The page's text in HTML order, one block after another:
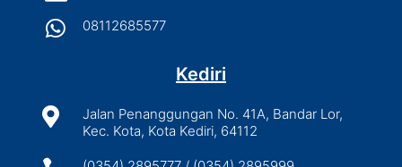
 08112685577
Kediri

Jalan Penanggungan No. 41A, Bandar Lor,
Kec. Kota, Kota Kediri, 64112